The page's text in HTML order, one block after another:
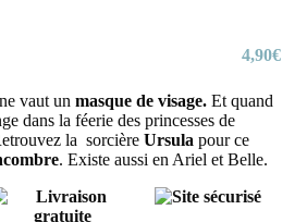
4,90€
vaut un masque de visage. Et quand
dans la féerie des princesses de
la sorcière Ursula pour ce
. Existe aussi en Ariel et Belle.